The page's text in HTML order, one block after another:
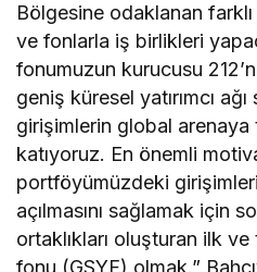
Bölgesine odaklanan farklı
ve fonlarla iş birlikleri
fonumuzun kurucusu
geniş küresel yatırımcı
girişimlerin global arenaya
katıyoruz. En önemli
portföyümüzdeki
açılmasını sağlamak için
ortaklıkları oluşturan ilk
fonu (GSYF) olmak.”